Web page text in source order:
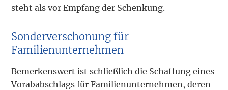
steht als vor Empfang der Schenkung.
Sonderverschonung für
Familienunternehmen
Bemerkenswert ist schließlich die Schaffung eines
Vorababschlags für Familienunternehmen, deren